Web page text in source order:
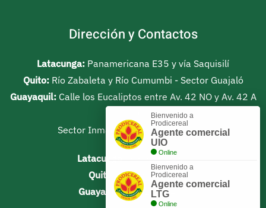
Dirección y Contactos
Latacunga: Panamericana E35 y vía Saquisilí
Quito:Río Zabaleta y Río Cumumbi - Sector Guajaló
Guayaquil: Calle los Eucaliptos entre Av. 42 NO y Av. 42 A
Sector Inmaconsa Km 10 vía Daule
Latacunga
- 03 373 1430
Quito
- 02 267 9140
Guayaquil- 04 211 3473
Bienvenido a
Prodicereal
Agente comercial
UIO
Online
Bienvenido a
Prodicereal
Agente comercial
LTG
Online